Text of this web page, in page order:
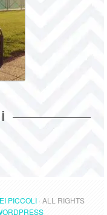
PICCOLI· ALL RIGHTS